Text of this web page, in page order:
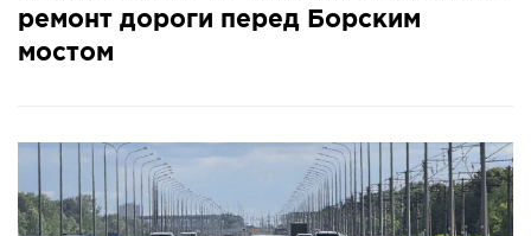
СПРАВОЧНИК
АФИША
СПРАВКА
КАМЕРЫ
ремонт дороги перед Борским
мостом